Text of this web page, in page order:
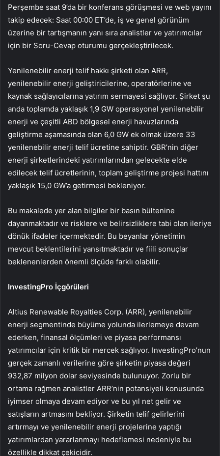
Perşembe saat 9’da bir konferans görüşmesi ve web yayını
takip edecek: Saat 00:00 ET’de, iş ve genel görünüm
üzerine bir tartışmanın yanı sıra analistler ve yatırımcılar
için bir Soru-Cevap oturumu gerçekleştirilecek.
Yenilenebilir enerji telif hakkı şirketi olan ARR,
yenilenebilir enerji geliştiricilerine, operatörlerine ve
kaynak sağlayıcılarına yatırım sermayesi sağlıyor. Şirket şu
anda toplamda yaklaşık 1,9 GW operasyonel yenilenebilir
enerji ve çeşitli ABD bölgesel enerji havuzlarında
geliştirme aşamasında olan 6,0 GW ek olmak üzere 33
yenilenebilir enerji telif ücretine sahiptir. GBR’nin diğer
enerji şirketlerindeki yatırımlarından gelecekte elde
edilecek telif ücretlerinin, toplam geliştirme projesi hattını
yaklaşık 15,0 GW’a getirmesi bekleniyor.
Bu makalede yer alan bilgiler bir basın bültenine
dayanmaktadır ve risklere ve belirsizliklere tabi olan ileriye
dönük ifadeler içermektedir. Bu beyanlar yönetimin
mevcut beklentilerini yansıtmaktadır ve fiili sonuçlar
beklenenlerden önemli ölçüde farklı olabilir.
InvestingPro İçgörüleri
Altius Renewable Royalties Corp. (ARR), yenilenebilir
enerji segmentinde büyüme yolunda ilerlemeye devam
ederken, finansal ölçümleri ve piyasa performansı
yatırımcılar için kritik bir mercek sağlıyor. InvestingPro’nun
gerçek zamanlı verilerine göre şirketin piyasa değeri
932,87 milyon dolar seviyesinde bulunuyor. Zorlu bir
ortama rağmen analistler ARR’nin potansiyeli konusunda
iyimser olmaya devam ediyor ve bu yıl net gelir ve
satışların artmasını bekliyor. Şirketin telif gelirlerini
artırmayı ve yenilenebilir enerji projelerine yaptığı
yatırımlardan yararlanmayı hedeflemesi nedeniyle bu
özellikle dikkat çekicidir.